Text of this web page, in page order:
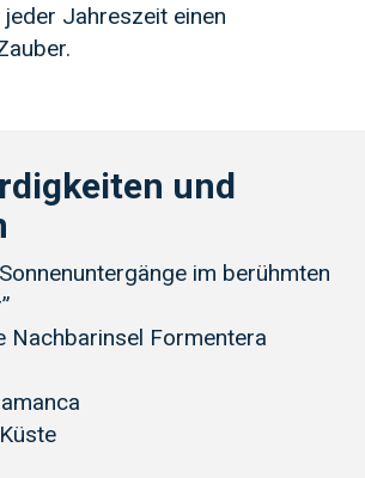
Jahreszeit einen
und
im berühmten
Nachbarinsel Formentera